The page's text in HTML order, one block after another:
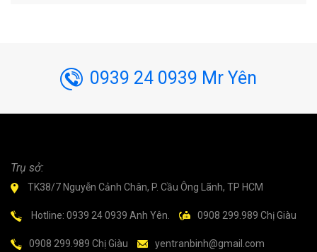
0939 24 0939 Mr Yên
Trụ sở:
TK38/7 Nguyễn Cảnh Chân, P. Cầu Ông Lãnh, TP HCM
Hotline: 0939 24 0939 Anh Yên. 0908 299.989 Chị Giàu
0908 299.989 Chị Giàu yentranbinh@gmail.com